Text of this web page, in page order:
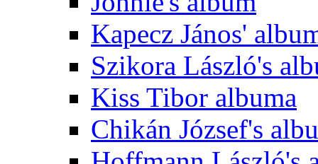
Kapecz János'
Szikora László's
Kiss Tibor albuma
Chikán József's